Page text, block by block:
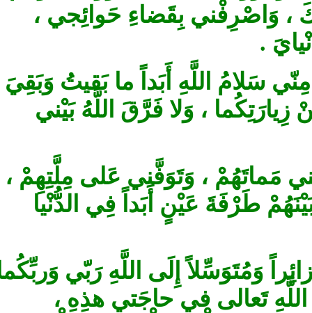
بِقَضاءِ حَوائِجي ،
.
سَلامُ اللَّهِ ‏أَبَداً ما بَقيتُ وَبَقِيَ
، وَلا فَرَّقَ اللَّهُ بَيْني
، وَتَوَفَّني عَلى مِلَّتِهِمْ ،
طَرْفَةَ عَيْنٍ أَبَداً فِي الدُّنْيا
وَمُتَوَسِّلاً إِلَى اللَّهِ رَبّي وَربِّكُما ،
تَعالى في حاجَتي هذِهِ ،